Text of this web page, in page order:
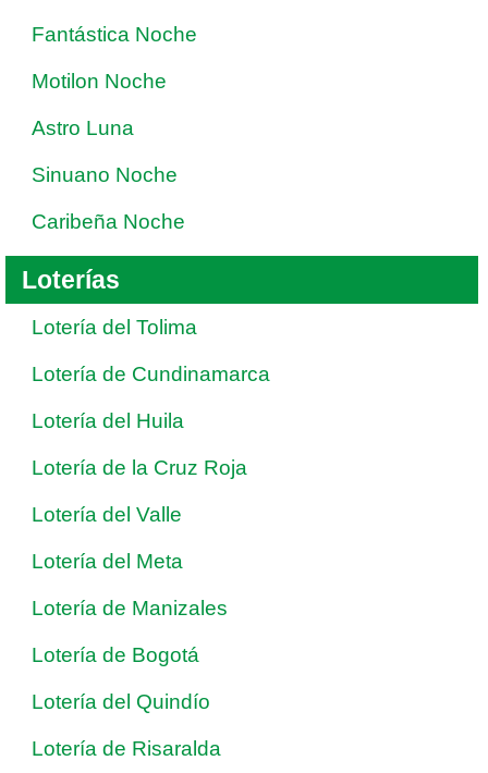
Fantástica Noche
Motilon Noche
Astro Luna
Sinuano Noche
Caribeña Noche
Loterías
Lotería del Tolima
Lotería de Cundinamarca
Lotería del Huila
Lotería de la Cruz Roja
Lotería del Valle
Lotería del Meta
Lotería de Manizales
Lotería de Bogotá
Lotería del Quindío
Lotería de Risaralda